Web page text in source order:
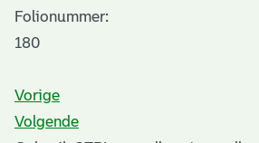
Folionummer:
180
Vorige
Volgende